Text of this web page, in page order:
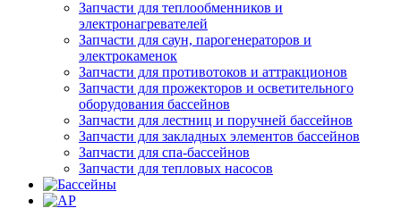
Запчасти для теплообменников и
электронагревателей
Запчасти для саун, парогенераторов и
электрокаменок
Запчасти для противотоков и аттракционов
Запчасти для прожекторов и осветительного
оборудования бассейнов
Запчасти для лестниц и поручней бассейнов
Запчасти для закладных элементов бассейнов
Запчасти для спа-бассейнов
Запчасти для тепловых насосов